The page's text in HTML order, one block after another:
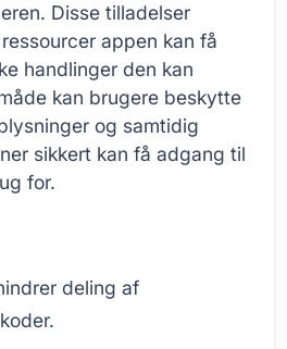
Disse tilladelser
appen kan få
handlinger den kan
kan brugere beskytte
og samtidig
sikkert kan få adgang til
for.
deling af